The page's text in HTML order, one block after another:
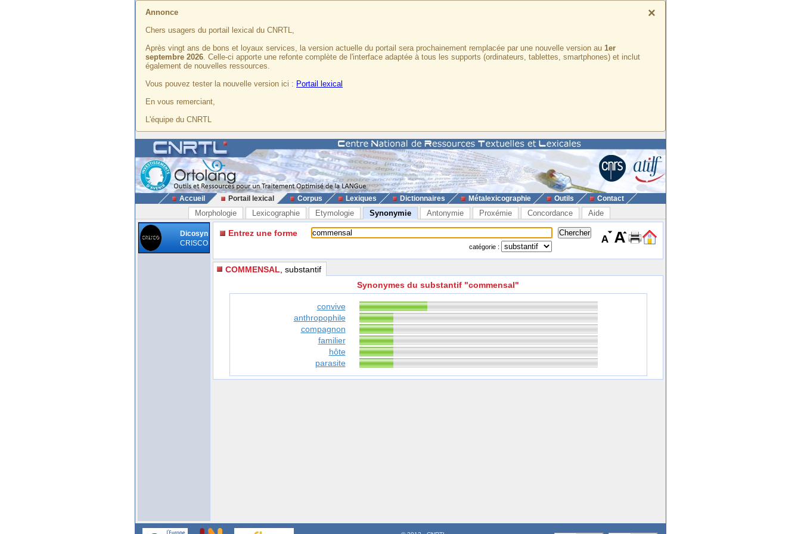
×
Annonce
Chers usagers du portail lexical du CNRTL,
Après vingt ans de bons et loyaux services, la version actuelle du portail sera prochainement remplacée par une nouvelle version au 1er
septembre 2026. Celle-ci apporte une refonte complète de l'interface adaptée à tous les supports (ordinateurs, tablettes, smartphones) et inclut
également de nouvelles ressources.
Vous pouvez tester la nouvelle version ici : Portail lexical
En vous remerciant,
L'équipe du CNRTL
Accueil Portail lexical Corpus Lexiques Dictionnaires Métalexicographie Outils Contact
Morphologie Lexicographie Etymologie Synonymie Antonymie Proxémie Concordance Aide
Dicosyn
CRISCO
Entrez une forme
catégorie :
COMMENSAL , substantif
Synonymes du substantif "commensal"
convive
anthropophile
compagnon
familier
hôte
parasite